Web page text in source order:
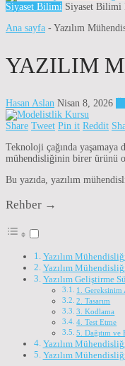
Siyaset Bilimi Siyaset Bilimi
Ana sayfa - Yazılım
YAZILIM
Hasan Aslan Nisan 8, 2026
Share Tweet Pin it Reddit
Teknoloji çağında yaşamaya
mühendisliğinin birer ürünü
Bu yazıda, yazılım
Rehber →
Yazılım
Yazılım
Yazılım Geliştirme
1. Gereksinim
2. Tasarım
3. Kodlama
4. Test Etme
5. Dağıtım ve
Yazılım
Yazılım